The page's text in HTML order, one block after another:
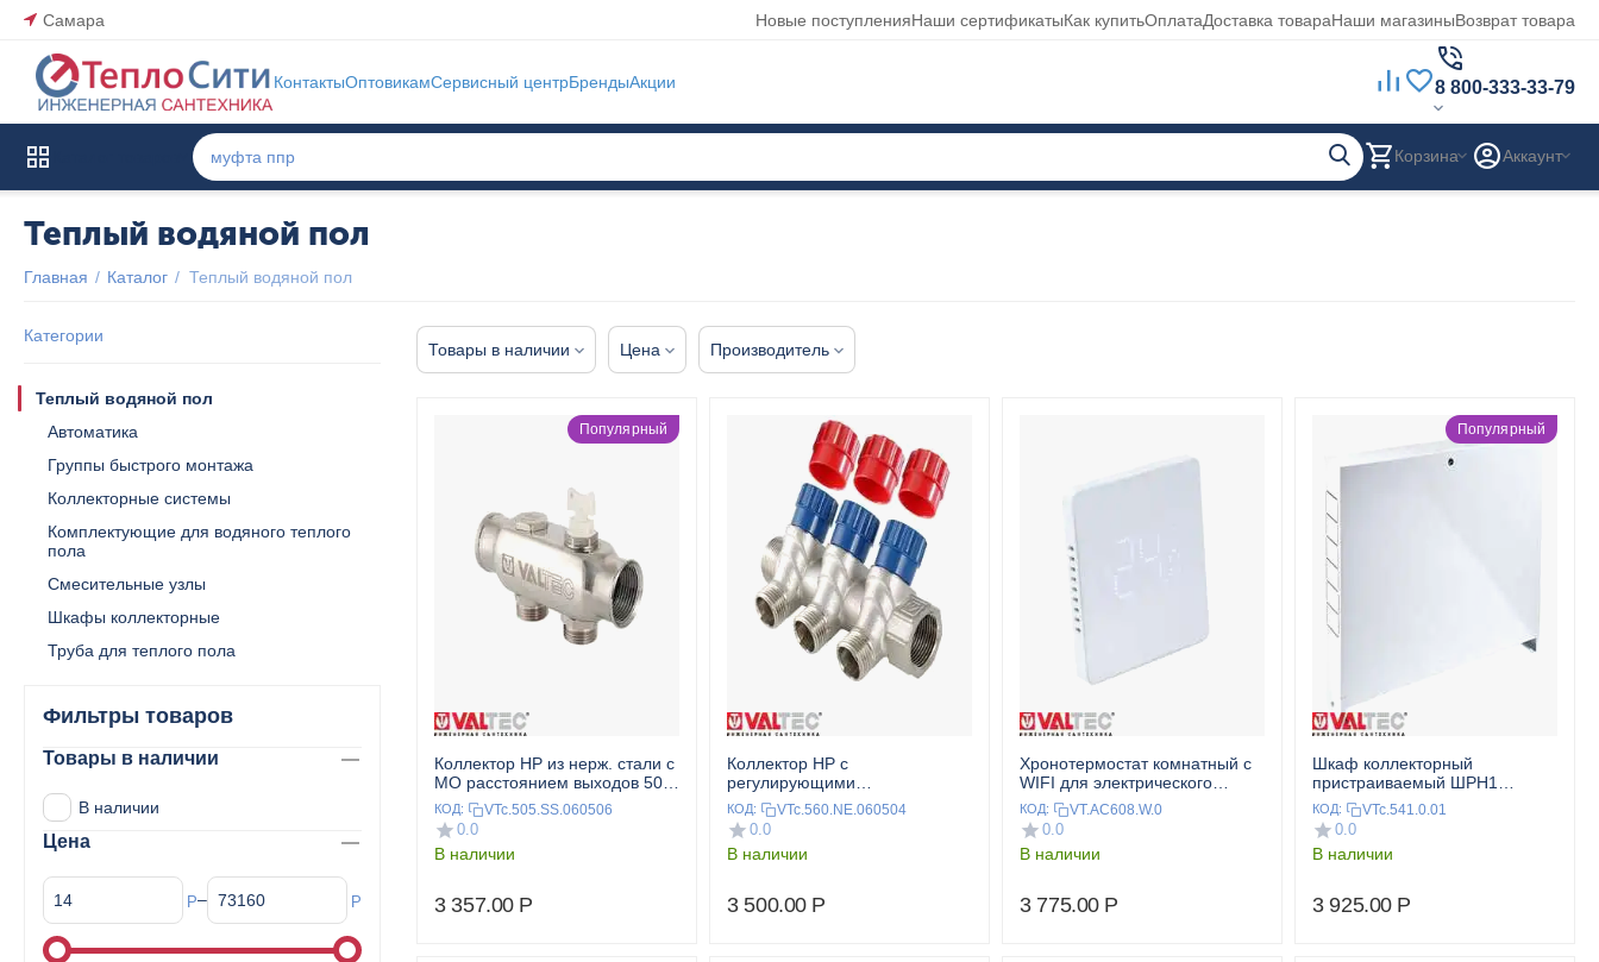
Самара Новые поступленияНаши сертификатыКак купитьОплатаДоставка товараНаши магазиныВозврат товара
КонтактыОптовикамСервисный центрБрендыАкции 8 800-333-33-79
Корзина Аккаунт
Теплый водяной пол
Главная / Каталог / Теплый водяной пол
Товары в наличии Цена Производитель
Популярный
Коллектор НР из нерж. стали с
МО расстоянием выходов 50
мм 1",6x3/4", "евроконус"
VALTEC
КОД: VTc.505.SS.060506
0.0
В наличии
3 357.00 Р
Коллектор НР с
регулирующими
вентелями(красный+синий)
1",4x3/4", "евроконус" VALTEC
КОД: VTc.560.NE.060504
0.0
В наличии
3 500.00 Р
Хронотермостат комнатный с
WIFI для электрического
теплого пола (белый) VALTEC
КОД: VT.AC608.W.0
0.0
В наличии
3 775.00 Р
Популярный
Шкаф коллекторный
пристраиваемый ШРН1
VALTEC
КОД: VTc.541.0.01
0.0
В наличии
3 925.00 Р
Категории
Теплый водяной пол
Автоматика
Группы быстрого монтажа
Коллекторные системы
Комплектующие для водяного теплого
пола
Смесительные узлы
Шкафы коллекторные
Труба для теплого пола
Фильтры товаров
Товары в наличии
В наличии
Цена
Р– Р